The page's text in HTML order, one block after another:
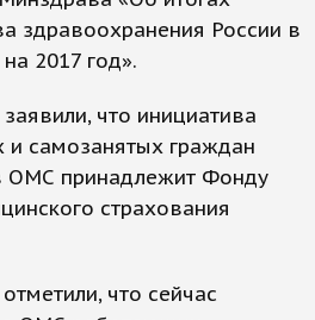
здравоохранения России в
2017 год».
что инициатива
и самозанятых граждан
ОМС принадлежит Фонду
страхования
что сейчас